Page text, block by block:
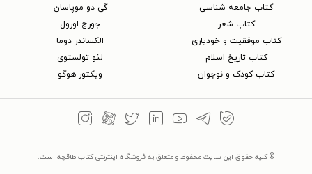
کتاب جامعه شناسی
کتاب شعر
کتاب موفقیت و خودیاری
کتاب تاریخ اسلام
کتاب کودک و نوجوان
گی دو موپاسان
جورج اورول
الکساندر دوما
لئو تولستوی
ویکتور هوگو
© کلیه حقوق این سایت محفوظ و متعلق به فروشگاه اینترنتی کتاب طاقچه است.